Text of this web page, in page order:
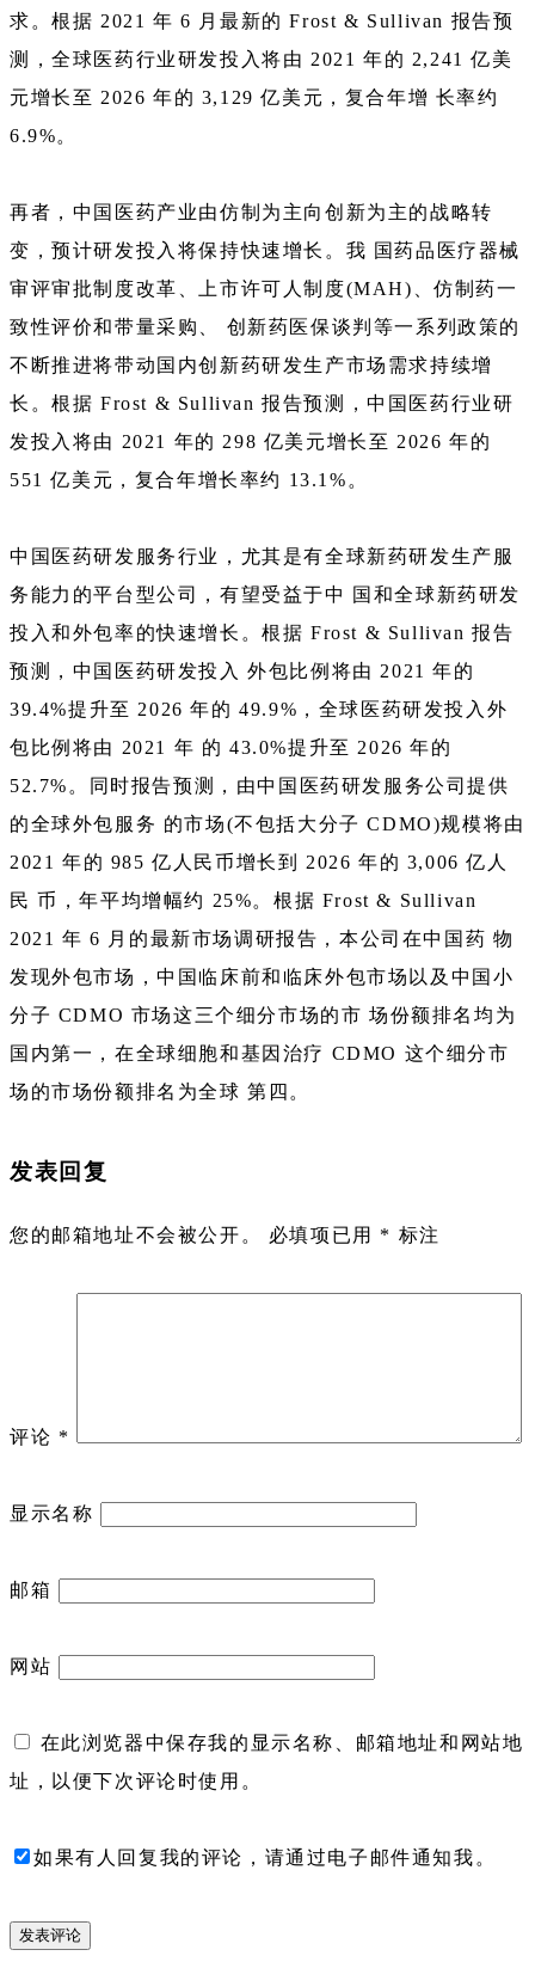
求。根据 2021 年 6 月最新的 Frost & Sullivan 报告预
测，全球医药行业研发投入将由 2021 年的 2,241 亿美
元增长至 2026 年的 3,129 亿美元，复合年增 长率约
6.9%。
再者，中国医药产业由仿制为主向创新为主的战略转
变，预计研发投入将保持快速增长。我 国药品医疗器械
审评审批制度改革、上市许可人制度(MAH)、仿制药一
致性评价和带量采购、 创新药医保谈判等一系列政策的
不断推进将带动国内创新药研发生产市场需求持续增
长。根据 Frost & Sullivan 报告预测，中国医药行业研
发投入将由 2021 年的 298 亿美元增长至 2026 年的
551 亿美元，复合年增长率约 13.1%。
中国医药研发服务行业，尤其是有全球新药研发生产服
务能力的平台型公司，有望受益于中 国和全球新药研发
投入和外包率的快速增长。根据 Frost & Sullivan 报告
预测，中国医药研发投入 外包比例将由 2021 年的
39.4%提升至 2026 年的 49.9%，全球医药研发投入外
包比例将由 2021 年 的 43.0%提升至 2026 年的
52.7%。同时报告预测，由中国医药研发服务公司提供
的全球外包服务 的市场(不包括大分子 CDMO)规模将由
2021 年的 985 亿人民币增长到 2026 年的 3,006 亿人
民 币，年平均增幅约 25%。根据 Frost & Sullivan
2021 年 6 月的最新市场调研报告，本公司在中国药 物
发现外包市场，中国临床前和临床外包市场以及中国小
分子 CDMO 市场这三个细分市场的市 场份额排名均为
国内第一，在全球细胞和基因治疗 CDMO 这个细分市
场的市场份额排名为全球 第四。
发表回复
您的邮箱地址不会被公开。 必填项已用 * 标注
评论 *
显示名称
邮箱
网站
在此浏览器中保存我的显示名称、邮箱地址和网站地
址，以便下次评论时使用。
如果有人回复我的评论，请通过电子邮件通知我。